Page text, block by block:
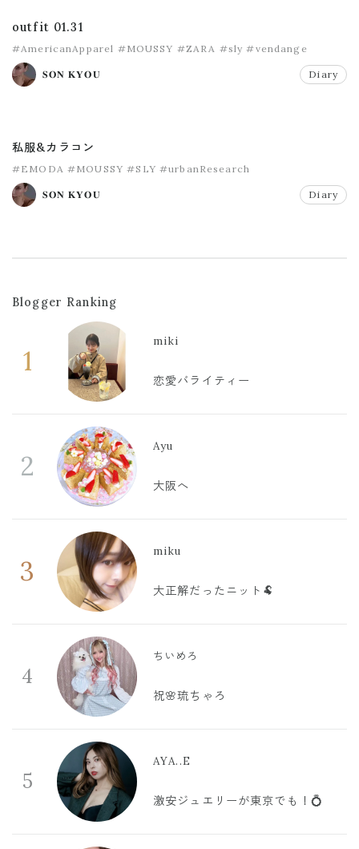
outfit 01.31
#AmericanApparel #MOUSSY #ZARA #sly #vendange
𝐒𝐎𝐍 𝐊𝐘𝐎𝐔 Diary
私服&カラコン
#EMODA #MOUSSY #SLY #urbanResearch
𝐒𝐎𝐍 𝐊𝐘𝐎𝐔 Diary
Blogger Ranking
1
miki
恋愛バライティー
2
Ayu
大阪へ
3
miku
大正解だったニット🐏
4
ちいめろ
祝🌸琉ちゃろ
5
AYA..E
激安ジュエリーが東京でも！💍